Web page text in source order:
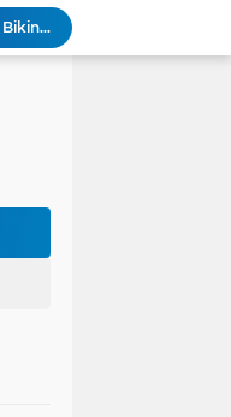
Lincah Berlenggak Lenggok, Ayu Ting Ting Melenggang di Catwalk Bikin Takjub!
Istri Ferdy Sambo Ngotot Ngaku Diperkosa Brigadir J, Kabareskrim Polri: Kebenaran Hakiki Hanya Milik Allah SWT
Janda Cantik Ini Terkejut Mertua Masuk Saat Malam Pertama Pernikahan, Awalnya Takut Lalu Senang